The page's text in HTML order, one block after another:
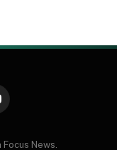
News.